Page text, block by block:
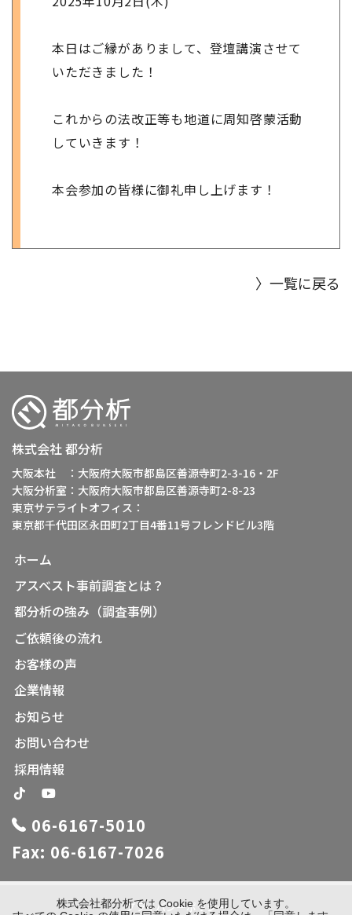
本日はご縁がありまして、登壇講演させて
いただきました！
これからの法改正等も地道に周知啓蒙活動
していきます！
本会参加の皆様に御礼申し上げます！
〉一覧に戻る
株式会社 都分析
大阪本社 ：大阪府大阪市都島区善源寺町2-3-16・2F
大阪分析室：大阪府大阪市都島区善源寺町2-8-23
東京サテライトオフィス：
東京都千代田区永田町2丁目4番11号フレンドビル3階
ホーム
アスベスト事前調査とは？
都分析の強み（調査事例）
ご依頼後の流れ
お客様の声
企業情報
お知らせ
お問い合わせ
採用情報
06-6167-5010
Fax: 06-6167-7026
プライバシーポリシー
株式会社都分析では Cookie を使用しています。